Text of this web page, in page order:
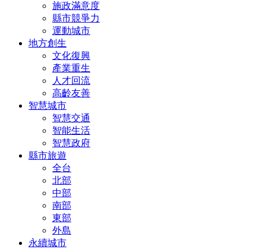
施政滿意度
縣市競爭力
運動城市
地方創生
文化復興
產業重生
人才回流
高齡友善
智慧城市
智慧交通
智能生活
智慧政府
縣市旅遊
全台
北部
中部
南部
東部
外島
永續城市